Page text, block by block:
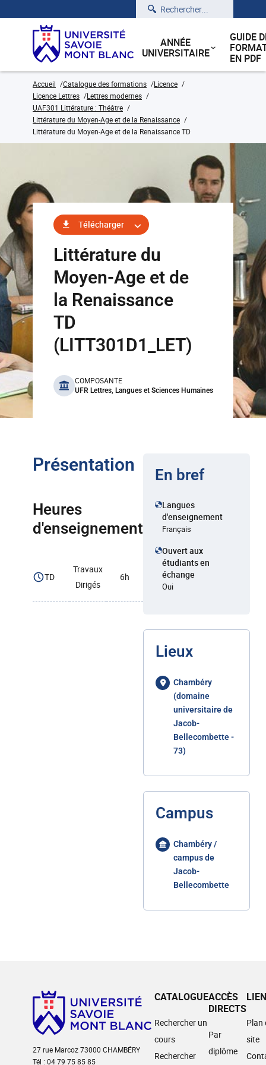
Rechercher
ANNÉE
UNIVERSITAIRE
GUIDE
EN PDF
Accueil Catalogue des formations
Licence
Licence Lettres
Lettres modernes
UAF301 Littérature : Théâtre
Littérature du Moyen-Age et de la Renaissance
Littérature du Moyen-Age et de la Renaissance TD
Télécharger
Littérature du
Moyen-Age et de
la Renaissance
TD
(LITT301D1_LET)
benefits
COMPOSANTE
UFR Lettres, Langues et Sciences Humaines
Présentation
Heures
d'enseignement
TD
Travaux
Dirigés
6h
En bref
Langues
d'enseignement
Français
Ouvert aux
étudiants en
échange
Oui
Lieux
Chambéry
(domaine
universitaire de
Jacob-
Bellecombette -
73)
Campus
Chambéry /
campus de
Jacob-
Bellecombette
27 rue Marcoz 73000 CHAMBÉRY
Tél : 04 79 75 85 85
CATALOGUE
Rechercher un
cours
Rechercher
ACCÈS
DIRECTS
Par
diplôme
Plan
site